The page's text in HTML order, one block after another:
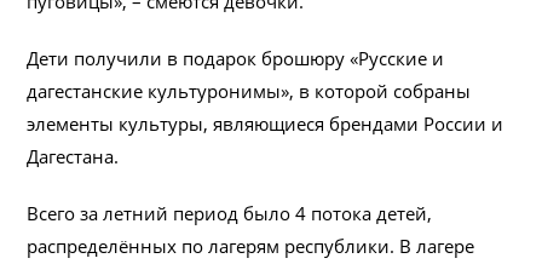
Дети получили в подарок брошюру «Русские и
дагестанские культуронимы», в которой собраны
элементы культуры, являющиеся брендами России и
Дагестана.
Всего за летний период было 4 потока детей,
распределённых по лагерям республики. В лагере